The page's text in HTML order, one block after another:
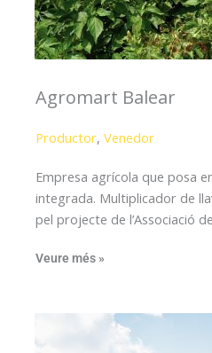
Agromart Balear
Productor, Venedor
Empresa agrícola que posa
integrada. Multiplicador de
pel projecte de l’Associació
Veure més »